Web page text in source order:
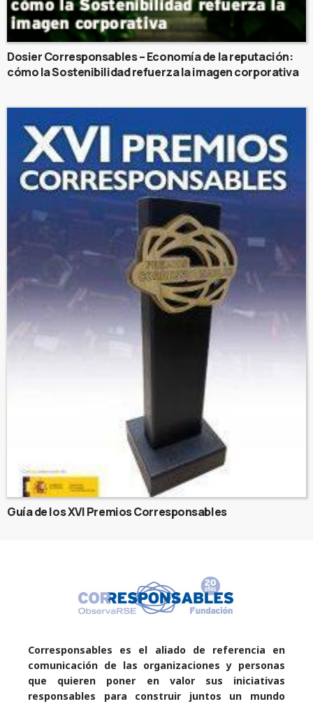
Dosier Corresponsables – Economía de la reputación:
cómo la Sostenibilidad refuerza la imagen corporativa
Guía de los XVI Premios Corresponsables
Corresponsables es el aliado de referencia en
comunicación de las organizaciones y personas
que quieren poner en valor sus iniciativas
responsables para construir juntos un mundo